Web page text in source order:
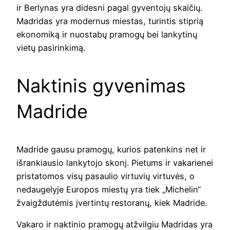
ir Berlynas yra didesni pagal gyventojų skaičių.
Madridas yra modernus miestas, turintis stiprią
ekonomiką ir nuostabų pramogų bei lankytinų
vietų pasirinkimą.
Naktinis gyvenimas
Madride
Madride gausu pramogų, kurios patenkins net ir
išrankiausio lankytojo skonį. Pietums ir vakarienei
pristatomos visų pasaulio virtuvių virtuvės, o
nedaugelyje Europos miestų yra tiek „Michelin“
žvaigždutėmis įvertintų restoranų, kiek Madride.
Vakaro ir naktinio pramogų atžvilgiu Madridas yra